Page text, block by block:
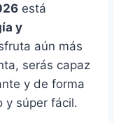
está
y
aún más
serás capaz
y de forma
y súper fácil.